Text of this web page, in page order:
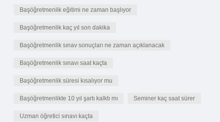
Başöğretmenlik eğitimi ne zaman başlıyor
Başöğretmenlik kaç yıl son dakika
Başöğretmenlik sınav sonuçları ne zaman açıklanacak
Başöğretmenlik sınavı saat kaçta
Başöğretmenlik süresi kısalıyor mu
Başöğretmenlikte 10 yıl şartı kalktı mı Seminer kaç saat sürer
Uzman öğretici sınavı kaçta